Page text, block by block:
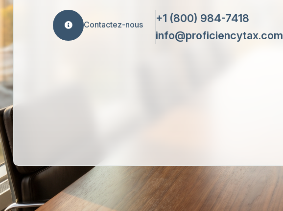
Contactez-nous
+1 (800) 984-7418
info@proficiencytax.com